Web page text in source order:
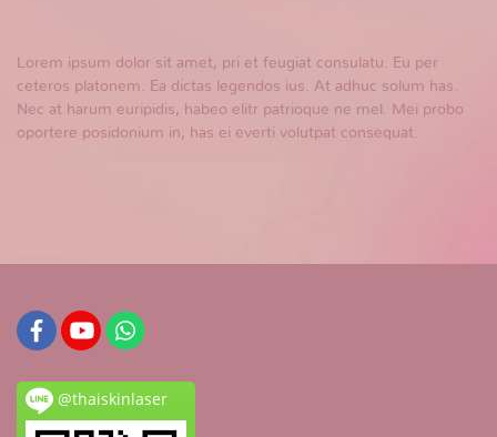
Lorem ipsum dolor sit amet, pri et feugiat consulatu. Eu per
ceteros platonem. Ea dictas legendos ius. At adhuc solum has.
Nec at harum euripidis, habeo elitr patrioque ne mel. Mei probo
oportere posidonium in, has ei everti volutpat consequat.
@thaiskinlaser